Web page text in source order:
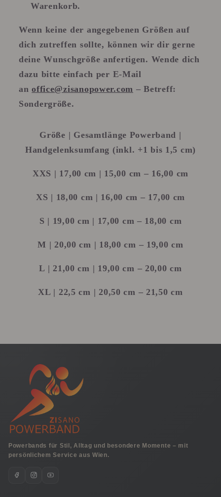
Warenkorb.
Wenn keine der angegebenen Größen auf
dich zutreffen sollte, können wir dir gerne
deine Wunschgröße anfertigen. Wende dich
dazu bitte einfach per E-Mail
anoffice@zisanopower.com – Betreff:
Sondergröße.
Größe | Gesamtlänge Powerband |
Handgelenksumfang (inkl. +1 bis 1,5 cm)
XXS | 17,00 cm | 15,00 cm – 16,00 cm
XS | 18,00 cm | 16,00 cm – 17,00 cm
S | 19,00 cm | 17,00 cm – 18,00 cm
M | 20,00 cm | 18,00 cm – 19,00 cm
L | 21,00 cm | 19,00 cm – 20,00 cm
XL | 22,5 cm | 20,50 cm – 21,50 cm
Powerbands für Stil, Alltag und besondere Momente – mit
persönlichem Service aus Wien.